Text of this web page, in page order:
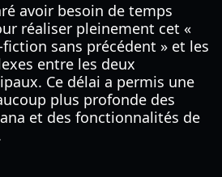
avoir besoin de temps
réaliser pleinement cet «
sans précédent » et les
entre les deux
Ce délai a permis une
plus profonde des
et des fonctionnalités de